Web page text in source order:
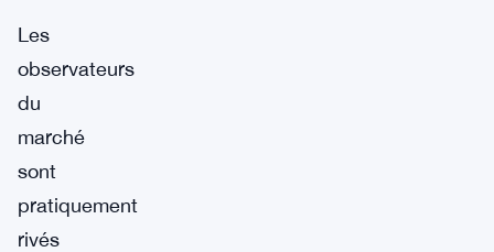
Les
observateurs
du
marché
sont
pratiquement
rivés